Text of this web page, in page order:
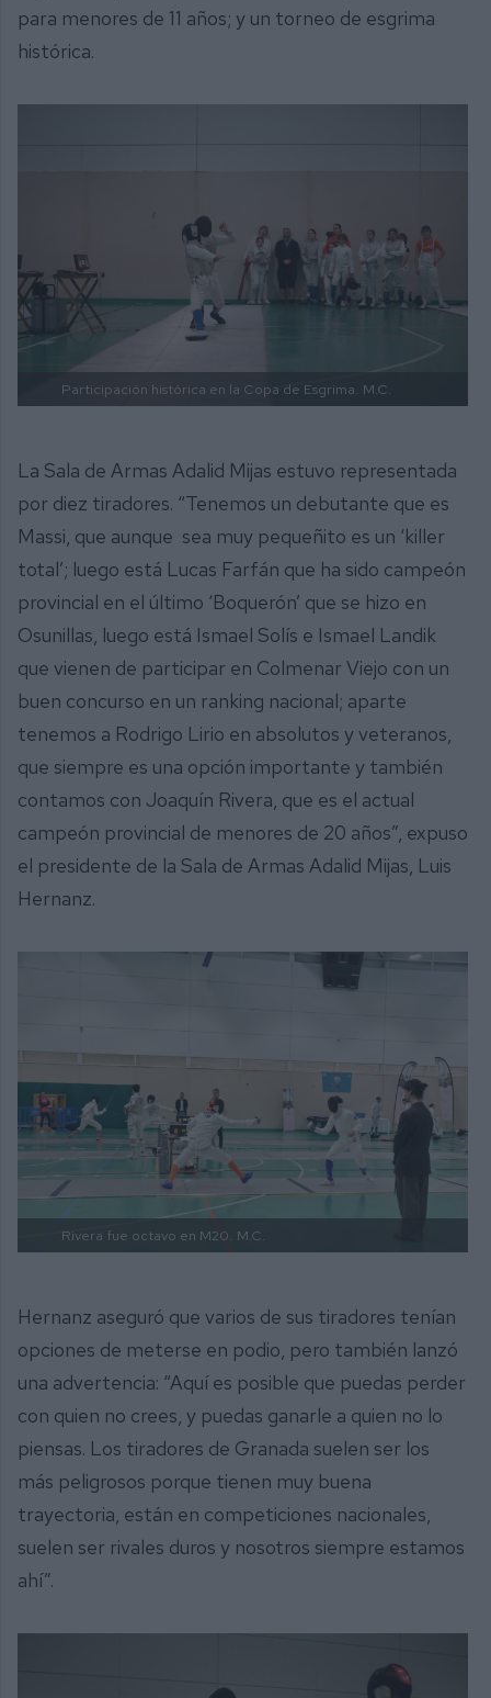
para menores de 11 años; y un torneo de esgrima
histórica.
Participación histórica en la Copa de Esgrima. M.C.
La Sala de Armas Adalid Mijas estuvo representada
por diez tiradores. “Tenemos un debutante que es
Massi, que aunque sea muy pequeñito es un ‘killer
total’; luego está Lucas Farfán que ha sido campeón
provincial en el último ‘Boquerón’ que se hizo en
Osunillas, luego está Ismael Solís e Ismael Landik
que vienen de participar en Colmenar Viejo con un
buen concurso en un ranking nacional; aparte
tenemos a Rodrigo Lirio en absolutos y veteranos,
que siempre es una opción importante y también
contamos con Joaquín Rivera, que es el actual
campeón provincial de menores de 20 años”, expuso
el presidente de la Sala de Armas Adalid Mijas, Luis
Hernanz.
Rivera fue octavo en M20. M.C.
Hernanz aseguró que varios de sus tiradores tenían
opciones de meterse en podio, pero también lanzó
una advertencia: “Aquí es posible que puedas perder
con quien no crees, y puedas ganarle a quien no lo
piensas. Los tiradores de Granada suelen ser los
más peligrosos porque tienen muy buena
trayectoria, están en competiciones nacionales,
suelen ser rivales duros y nosotros siempre estamos
ahí”.